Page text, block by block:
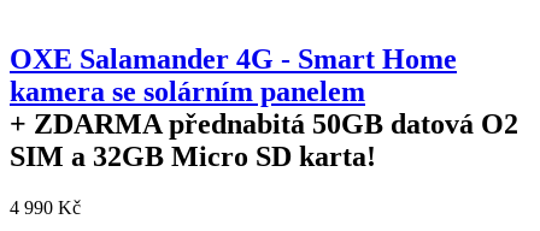
OXE Salamander 4G - Smart Home
kamera se solárním panelem
+ ZDARMA přednabitá 50GB datová O2
SIM a 32GB Micro SD karta!
4 990 Kč